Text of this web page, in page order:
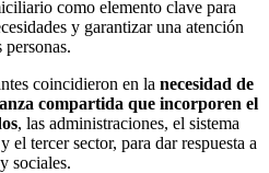
como elemento clave para
y garantizar una atención
personas.
coincidieron en la necesidad de
compartida que incorporen el
, las administraciones, el sistema
el tercer sector, para dar respuesta a
sociales.